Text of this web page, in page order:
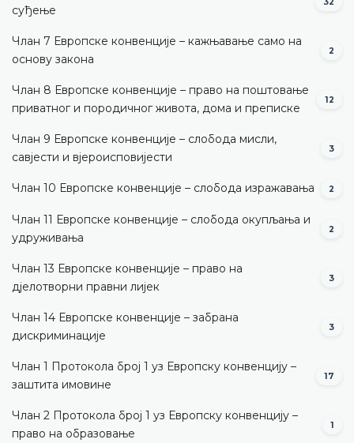
суђење
Члан 7 Европске конвенције – кажњавање само на
основу закона
2
Члан 8 Европске конвенције – право на поштовање
приватног и породичног живота, дома и преписке
12
Члан 9 Европске конвенције – слобода мисли,
савјести и вјероисповијести
3
Члан 10 Европске конвенције – слобода изражавања 2
Члан 11 Европске конвенције – слобода окупљања и
удруживања
2
Члан 13 Европске конвенције – право на
дјелотворни правни лијек
3
Члан 14 Европске конвенције – забрана
дискриминације
3
Члан 1 Протокола број 1 уз Европску конвенцију –
заштита имовине
17
Члан 2 Протокола број 1 уз Европску конвенцију –
право на образовање
1